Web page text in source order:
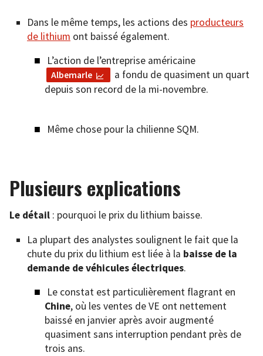
Dans le même temps, les actions des producteurs
de lithium ont baissé également.
L’action de l’entreprise américaine
Albemarle
a fondu de quasiment un quart
depuis son record de la mi-novembre.
Même chose pour la chilienne SQM.
Plusieurs explications
Le détail : pourquoi le prix du lithium baisse.
La plupart des analystes soulignent le fait que la
chute du prix du lithium est liée à la baisse de la
demande de véhicules électriques.
Le constat est particulièrement flagrant en
Chine, où les ventes de VE ont nettement
baissé en janvier après avoir augmenté
quasiment sans interruption pendant près de
trois ans.